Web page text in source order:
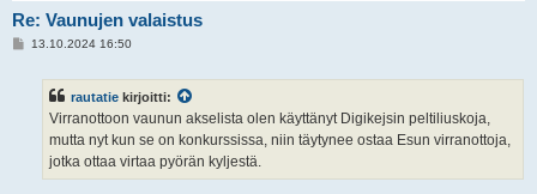
Re: Vaunujen valaistus
V13.10.2024 16:50
rautatie kirjoitti:
Virranottoon vaunun akselista olen käyttänyt Digikejsin peltiliuskoja,
mutta nyt kun se on konkurssissa, niin täytynee ostaa Esun virranottoja,
jotka ottaa virtaa pyörän kyljestä.